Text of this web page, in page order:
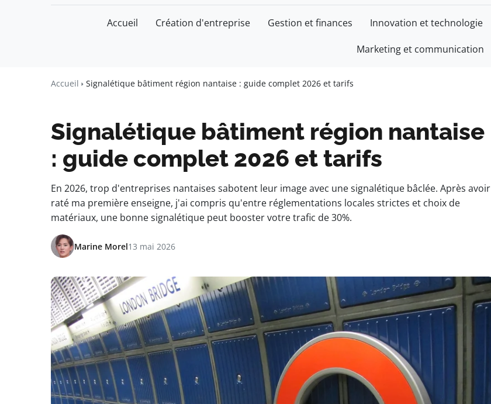
BUSINESS INSIGHTS FOR FRANCE
Accueil Création d'entreprise Gestion et finances Innovation et technologie
Marketing et communication
Accueil Signalétique bâtiment région nantaise : guide complet 2026 et tarifs
Signalétique bâtiment région nantaise
: guide complet 2026 et tarifs
En 2026, trop d'entreprises nantaises sabotent leur image avec une signalétique bâclée. Après avoir
raté ma première enseigne, j'ai compris qu'entre réglementations locales strictes et choix de
matériaux, une bonne signalétique peut booster votre trafic de 30%.
Marine Morel13 mai 2026